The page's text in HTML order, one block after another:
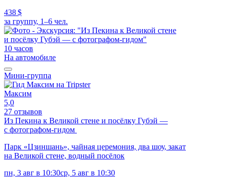
438 $
за группу, 1–6 чел.
10 часов
На автомобиле
Мини-группа
Максим
5,0
27 отзывов
Из Пекина к Великой стене и посёлку Губэй —
с фотографом-гидом
Парк «Цзиншань», чайная церемония, два шоу, закат
на Великой стене, водный посёлок
пн, 3 авг в 10:30ср, 5 авг в 10:30